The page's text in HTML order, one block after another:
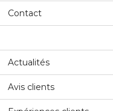
Contact
Actualités
Avis clients